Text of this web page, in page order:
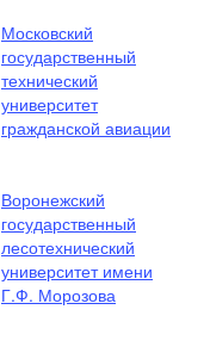
Московский
государственный
технический
университет
гражданской авиации
Воронежский
государственный
лесотехнический
университет имени
Г.Ф. Морозова